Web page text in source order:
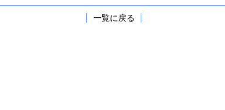
一覧に戻る